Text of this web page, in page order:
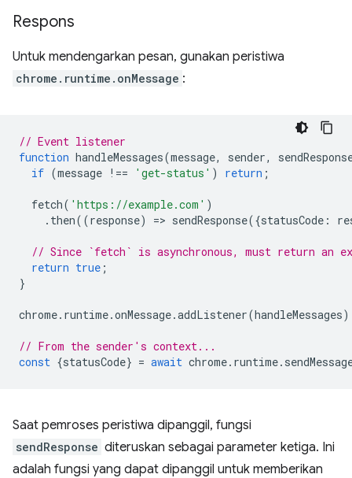
Respons
Untuk mendengarkan pesan, gunakan peristiwa
chrome.runtime.onMessage :
// Event listener
function handleMessages(message, sender,
if (message !== 'get-status' ) return ;
fetch( 'https://example.com' )
. then((response) => sendResponse({statusCode :
// Since `fetch` is asynchronous, must return an
return true ;
}
chrome. runtime.onMessage.addListener(handleMessages
// From the sender's context...
const {statusCode} = await chrome. runtime.
Saat pemroses peristiwa dipanggil, fungsi
sendResponse diteruskan sebagai parameter ketiga. Ini
adalah fungsi yang dapat dipanggil untuk memberikan